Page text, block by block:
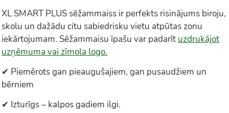
XL SMART PLUS sēžammaiss ir perfekts risinājums biroju,
skolu un dažādu citu sabiedrisku vietu atpūtas zonu
iekārtojumam. Sēžammaisu īpašu var padarīt uzdrukājot
uzņēmuma vai zīmola logo.
✔ Piemērots gan pieaugušajiem, gan pusaudžiem un
bērniem
✔ Izturīgs – kalpos gadiem ilgi.